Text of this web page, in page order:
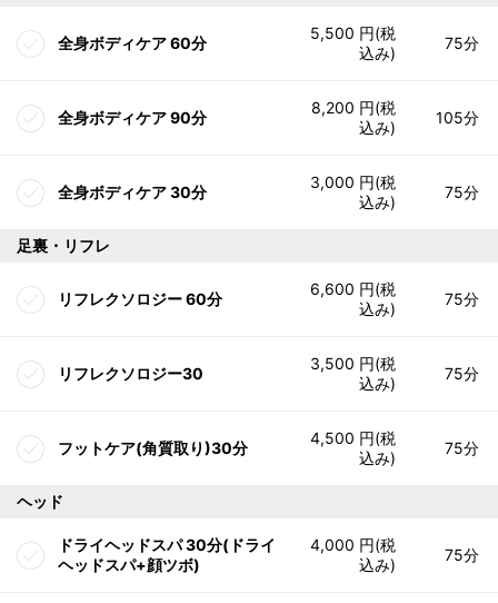
全身ボディケア 60分
5,500 円(税
込み)
75分
全身ボディケア 90分
8,200 円(税
込み)
105分
全身ボディケア 30分
3,000 円(税
込み)
75分
足裏・リフレ
リフレクソロジー 60分
6,600 円(税
込み)
75分
リフレクソロジー30
3,500 円(税
込み)
75分
フットケア(角質取り)30分
4,500 円(税
込み)
75分
ヘッド
ドライヘッドスパ 30分(ドライ
ヘッドスパ+顔ツボ)
4,000 円(税
込み)
75分